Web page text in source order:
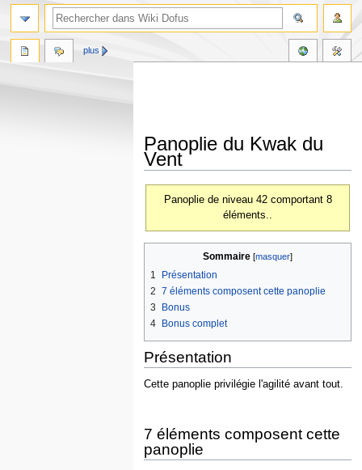
Panoplie du Kwak du
Vent
Panoplie de niveau 42 comportant 8
éléments..
Sommaire
1
Présentation
2 7 éléments composent cette panoplie
3
Bonus
4
Bonus complet
Présentation
Cette panoplie privilégie l'agilité avant tout.
7 éléments composent cette
panoplie
plus